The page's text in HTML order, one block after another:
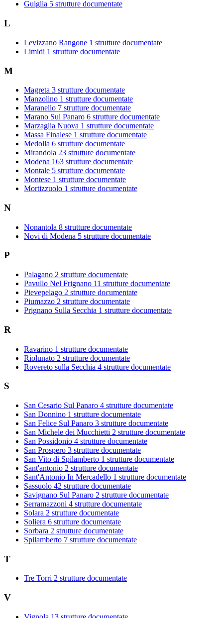
Guiglia 5 strutture documentate
L
Levizzano Rangone 1 strutture documentate
Limidi 1 strutture documentate
M
Magreta 3 strutture documentate
Manzolino 1 strutture documentate
Maranello 7 strutture documentate
Marano Sul Panaro 6 strutture documentate
Marzaglia Nuova 1 strutture documentate
Massa Finalese 1 strutture documentate
Medolla 6 strutture documentate
Mirandola 23 strutture documentate
Modena 163 strutture documentate
Montale 5 strutture documentate
Montese 1 strutture documentate
Mortizzuolo 1 strutture documentate
N
Nonantola 8 strutture documentate
Novi di Modena 5 strutture documentate
P
Palagano 2 strutture documentate
Pavullo Nel Frignano 11 strutture documentate
Pievepelago 2 strutture documentate
Piumazzo 2 strutture documentate
Prignano Sulla Secchia 1 strutture documentate
R
Ravarino 1 strutture documentate
Riolunato 2 strutture documentate
Rovereto sulla Secchia 4 strutture documentate
S
San Cesario Sul Panaro 4 strutture documentate
San Donnino 1 strutture documentate
San Felice Sul Panaro 3 strutture documentate
San Michele dei Mucchietti 2 strutture documentate
San Possidonio 4 strutture documentate
San Prospero 3 strutture documentate
San Vito di Spilamberto 1 strutture documentate
Sant'antonio 2 strutture documentate
Sant'Antonio In Mercadello 1 strutture documentate
Sassuolo 42 strutture documentate
Savignano Sul Panaro 2 strutture documentate
Serramazzoni 4 strutture documentate
Solara 2 strutture documentate
Soliera 6 strutture documentate
Sorbara 2 strutture documentate
Spilamberto 7 strutture documentate
T
Tre Torri 2 strutture documentate
V